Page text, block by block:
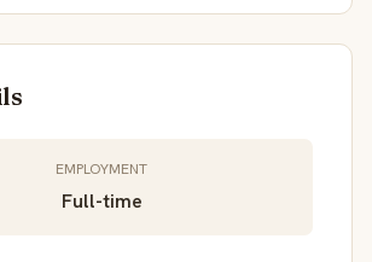
EMPLOYMENT
Full-time